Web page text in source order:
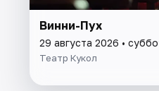
Винни-Пух
29 августа 2026 •
Театр Кукол